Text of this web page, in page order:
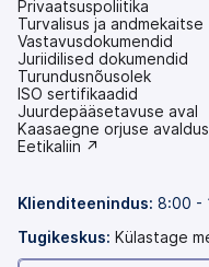
Privaatsuspoliitika
Turvalisus ja andmekaitse
Vastavusdokumendid
Juriidilised dokumendid
Turundusnõusolek
ISO sertifikaadid
Juurdepääsetavuse aval
(avaneb
uuel
Kaasaegne orjuse avaldus
(avaneb
Eetikaliin ↗
Klienditeenindus: 8:00 -
Tugikeskus: Külastage